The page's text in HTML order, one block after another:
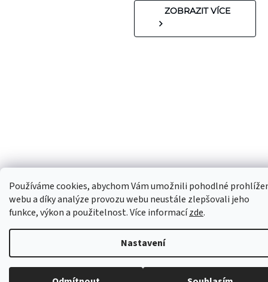
Používáme cookies, abychom Vám umožnili pohodlné
webu a díky analýze provozu webu neustále zlepšovali jeho
funkce, výkon a použitelnost. Více informacízde.
Nastavení
ZOBRAZIT VÍCE